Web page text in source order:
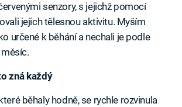
senzory, s jejichž pomocí
jejich tělesnou aktivitu. Myším
určené k běhání a nechali je podle
zná každý
běhaly hodně, se rychle rozvinula